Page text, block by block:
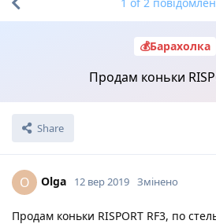
💰Барахолка
Продам коньки
Share
O Olga 12 вер 2019 Змінено
Продам коньки RISPORT RF3, по